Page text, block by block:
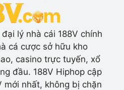
lý nhà cái 188V chính
cá cược sở hữu kho
casino trực tuyến, xổ
đầu. 188V Hiphop cập
mới nhất, không bị chặn